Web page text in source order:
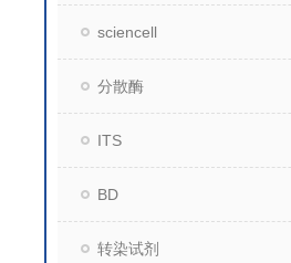
sciencell
分散酶
ITS
BD
转染试剂